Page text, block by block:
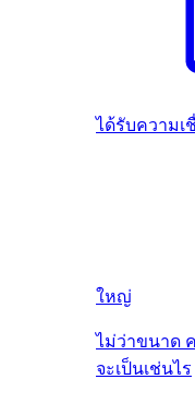
ได้รับความ
ใหญ่
ไม่ว่าขนาด
จะเป็นเช่นไร